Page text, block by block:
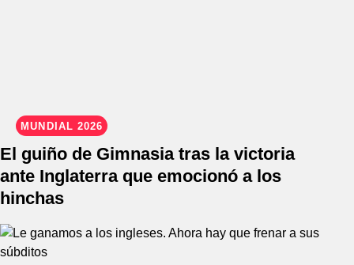
MUNDIAL 2026
El guiño de Gimnasia tras la victoria
ante Inglaterra que emocionó a los
hinchas